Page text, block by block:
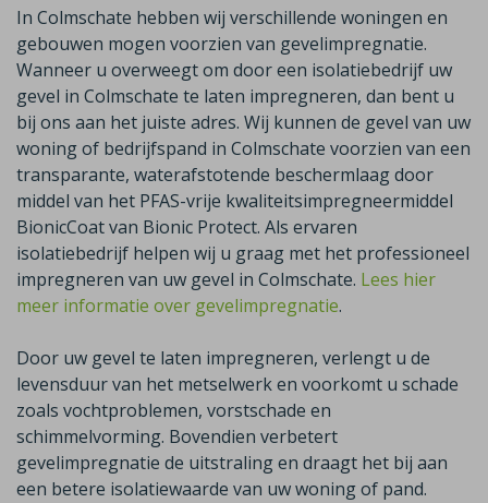
In Colmschate hebben wij verschillende woningen en
gebouwen mogen voorzien van gevelimpregnatie.
Wanneer u overweegt om door een isolatiebedrijf uw
gevel in Colmschate te laten impregneren, dan bent u
bij ons aan het juiste adres. Wij kunnen de gevel van uw
woning of bedrijfspand in Colmschate voorzien van een
transparante, waterafstotende beschermlaag door
middel van het PFAS-vrije kwaliteitsimpregneermiddel
BionicCoat van Bionic Protect. Als ervaren
isolatiebedrijf helpen wij u graag met het professioneel
impregneren van uw gevel in Colmschate. Lees hier
meer informatie over gevelimpregnatie.
Door uw gevel te laten impregneren, verlengt u de
levensduur van het metselwerk en voorkomt u schade
zoals vochtproblemen, vorstschade en
schimmelvorming. Bovendien verbetert
gevelimpregnatie de uitstraling en draagt het bij aan
een betere isolatiewaarde van uw woning of pand.